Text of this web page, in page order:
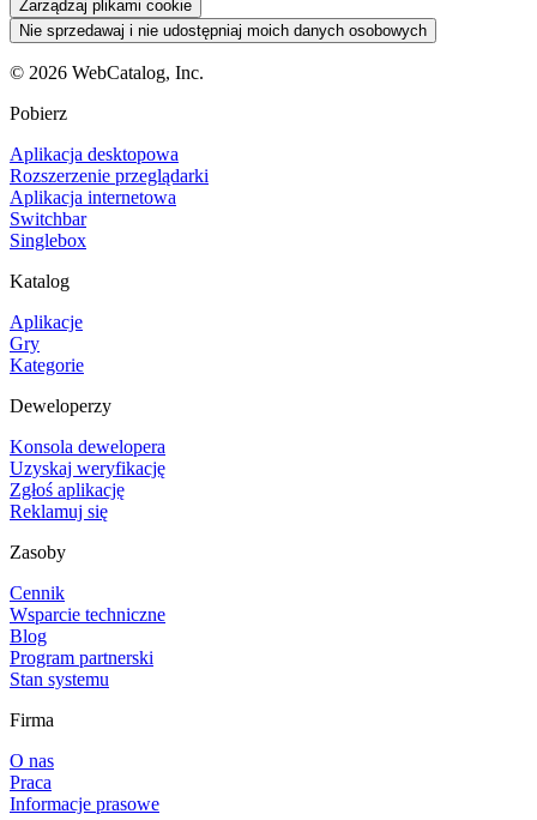
Zarządzaj plikami cookie
Nie sprzedawaj i nie udostępniaj moich danych osobowych
© 2026 WebCatalog, Inc.
Pobierz
Aplikacja desktopowa
Rozszerzenie przeglądarki
Aplikacja internetowa
Switchbar
Singlebox
Katalog
Aplikacje
Gry
Kategorie
Deweloperzy
Konsola dewelopera
Uzyskaj weryfikację
Zgłoś aplikację
Reklamuj się
Zasoby
Cennik
Wsparcie techniczne
Blog
Program partnerski
Stan systemu
Firma
O nas
Praca
Informacje prasowe